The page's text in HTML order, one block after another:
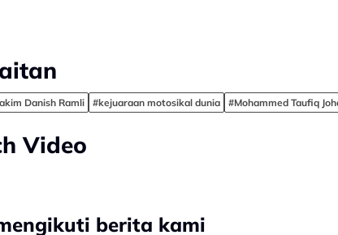
Danish Ramli #kejuaraan motosikal dunia #Mohammed Taufiq
Video
berita kami